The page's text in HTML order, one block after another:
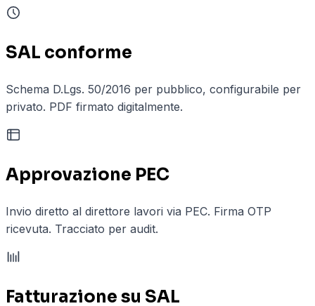
SAL conforme
Schema D.Lgs. 50/2016 per pubblico, configurabile per
privato. PDF firmato digitalmente.
Approvazione PEC
Invio diretto al direttore lavori via PEC. Firma OTP
ricevuta. Tracciato per audit.
Fatturazione su SAL